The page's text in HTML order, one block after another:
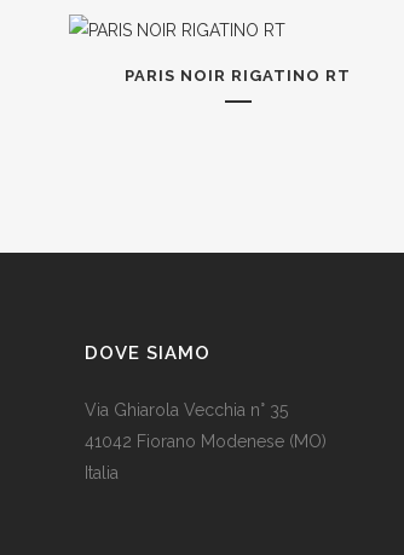
PARIS NOIR RIGATINO RT
DOVE SIAMO
Via Ghiarola Vecchia n° 35
41042 Fiorano Modenese (MO)
Italia